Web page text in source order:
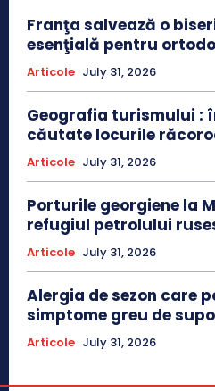
Franţa salvează o
esenţială pentru
Articole July 31, 2026
Geografia turismului :
căutate locurile
Articole July 31, 2026
Porturile georgiene la
refugiul petrolului
Articole July 31, 2026
Alergia de sezon care
simptome greu de
Articole July 31, 2026